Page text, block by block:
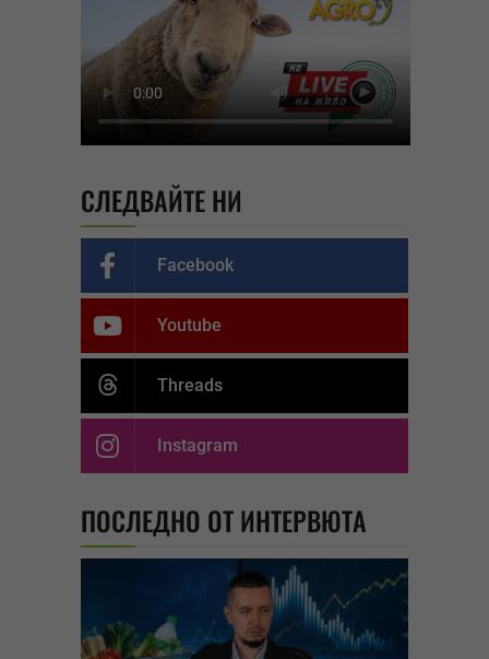
СЛЕДВАЙТЕ НИ
Facebook
Youtube
Threads
Instagram
ПОСЛЕДНО ОТ ИНТЕРВЮТА